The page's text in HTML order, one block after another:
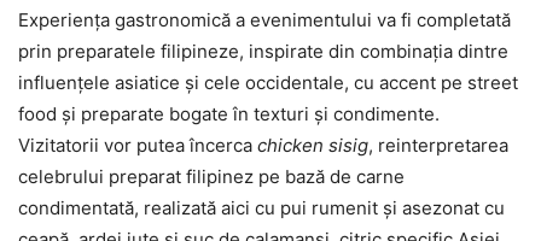
Experiența gastronomică a evenimentului va fi completată
prin preparatele filipineze, inspirate din combinația dintre
influențele asiatice și cele occidentale, cu accent pe street
food și preparate bogate în texturi și condimente.
Vizitatorii vor putea încerca chicken sisig, reinterpretarea
celebrului preparat filipinez pe bază de carne
condimentată, realizată aici cu pui rumenit și asezonat cu